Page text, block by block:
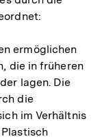
ermöglichen
die in früheren
lagen. Die
die
im Verhältnis